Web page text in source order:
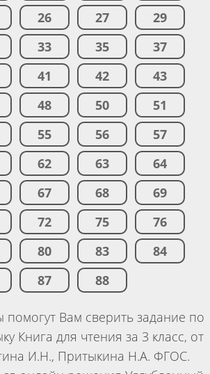
26 27
29
33 35
37
41 42
43
48 50
51
55 56
57
62 63
64
67 68
69
72 75
76
80 83
84
87 88
помогут Вам сверить задание по
Книга для чтения за 3 класс, от
И.Н., Притыкина Н.А. ФГОС.